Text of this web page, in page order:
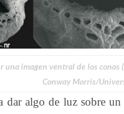
una imagen ventral de los
Conway Morris/
dar algo de luz sobre